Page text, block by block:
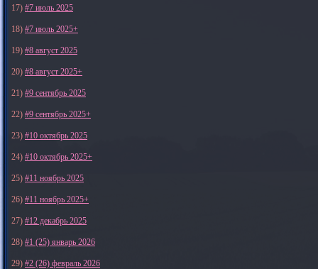
17) #7 июль 2025
18) #7 июль 2025+
19) #8 август 2025
20) #8 август 2025+
21) #9 сентябрь 2025
22) #9 сентябрь 2025+
23) #10 октябрь 2025
24) #10 октябрь 2025+
25) #11 ноябрь 2025
26) #11 ноябрь 2025+
27) #12 декабрь 2025
28) #1 (25) январь 2026
29) #2 (26) февраль 2026